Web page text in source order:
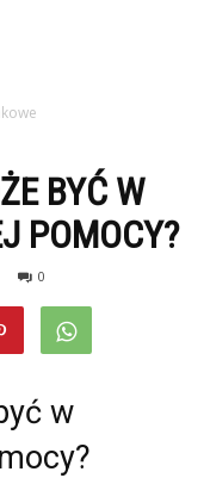
BYĆ W
POMOCY?
0
w